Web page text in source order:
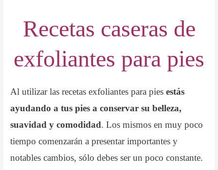
Recetas caseras de
exfoliantes para pies
Al utilizar las recetas exfoliantes para pies estás
ayudando a tus pies a conservar su belleza,
suavidad y comodidad. Los mismos en muy poco
tiempo comenzarán a presentar importantes y
notables cambios, sólo debes ser un poco constante.